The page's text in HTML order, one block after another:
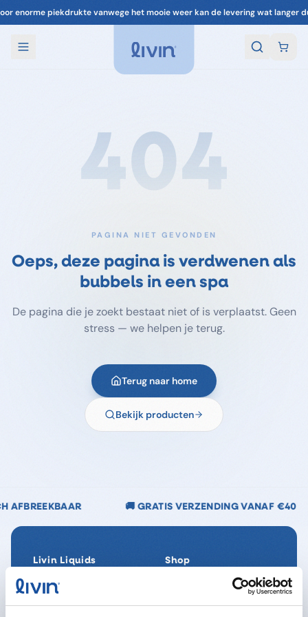
enorme piekdrukte vanwege het mooie weer kan de levering wat langer
404
PAGINA NIET GEVONDEN
Oeps, deze pagina is verdwenen als
bubbels in een spa
De pagina die je zoekt bestaat niet of is verplaatst. Geen
stress — we helpen je terug.
Terug naar home
Bekijk producten
🚚 GRATIS VERZENDING VANAF €40 🌿
Livin Liquids
Ons verhaal
Onze Impact
Shop
SpaReady